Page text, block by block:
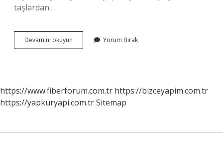
taşlardan…
Devamını okuyun
Bileme
Yorum Bırak
https://www.fiberforum.com.tr https://bizceyapim.com.tr
https://yapkuryapi.com.trSitemap